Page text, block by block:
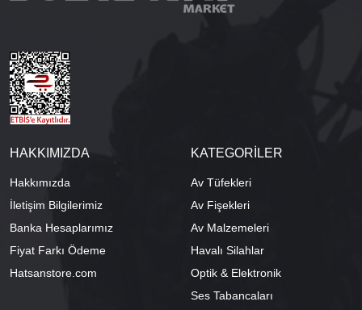
HAKKIMIZDA
Hakkımızda
İletişim Bilgilerimiz
Banka Hesaplarımız
Fiyat Farkı Ödeme
Hatsanstore.com
KATEGORİLER
Av Tüfekleri
Av Fişekleri
Av Malzemeleri
Havalı Silahlar
Optik & Elektronik
Ses Tabancaları